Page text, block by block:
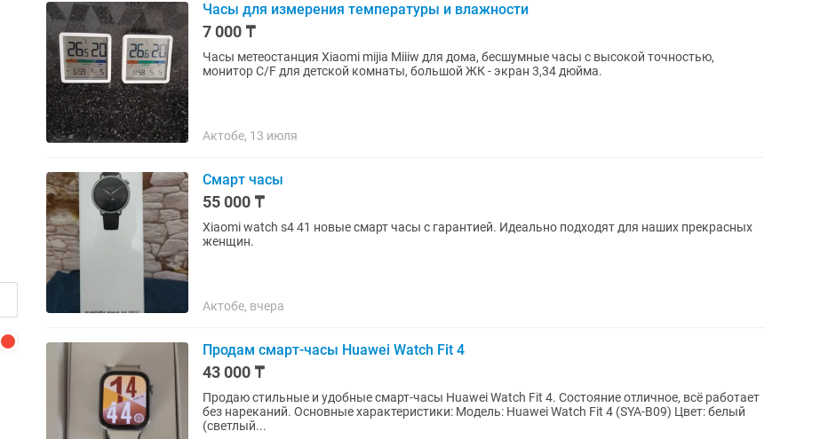
Часы для измерения температуры и влажности
7 000 ₸
Часы метеостанция Xiaomi mijia Miiiw для дома, бесшумные часы с высокой точностью,
монитор C/F для детской комнаты, большой ЖК - экран 3,34 дюйма.
Актобе, 13 июля
Смарт часы
55 000 ₸
Xiaomi watch s4 41 новые смарт часы с гарантией. Идеально подходят для наших прекрасных
женщин.
Актобе, вчера
Продам смарт-часы Huawei Watch Fit 4
43 000 ₸
Продаю стильные и удобные смарт-часы Huawei Watch Fit 4. Состояние отличное, всё работает
без нареканий. Основные характеристики: Модель: Huawei Watch Fit 4 (SYA-B09) Цвет: белый
(светлый...